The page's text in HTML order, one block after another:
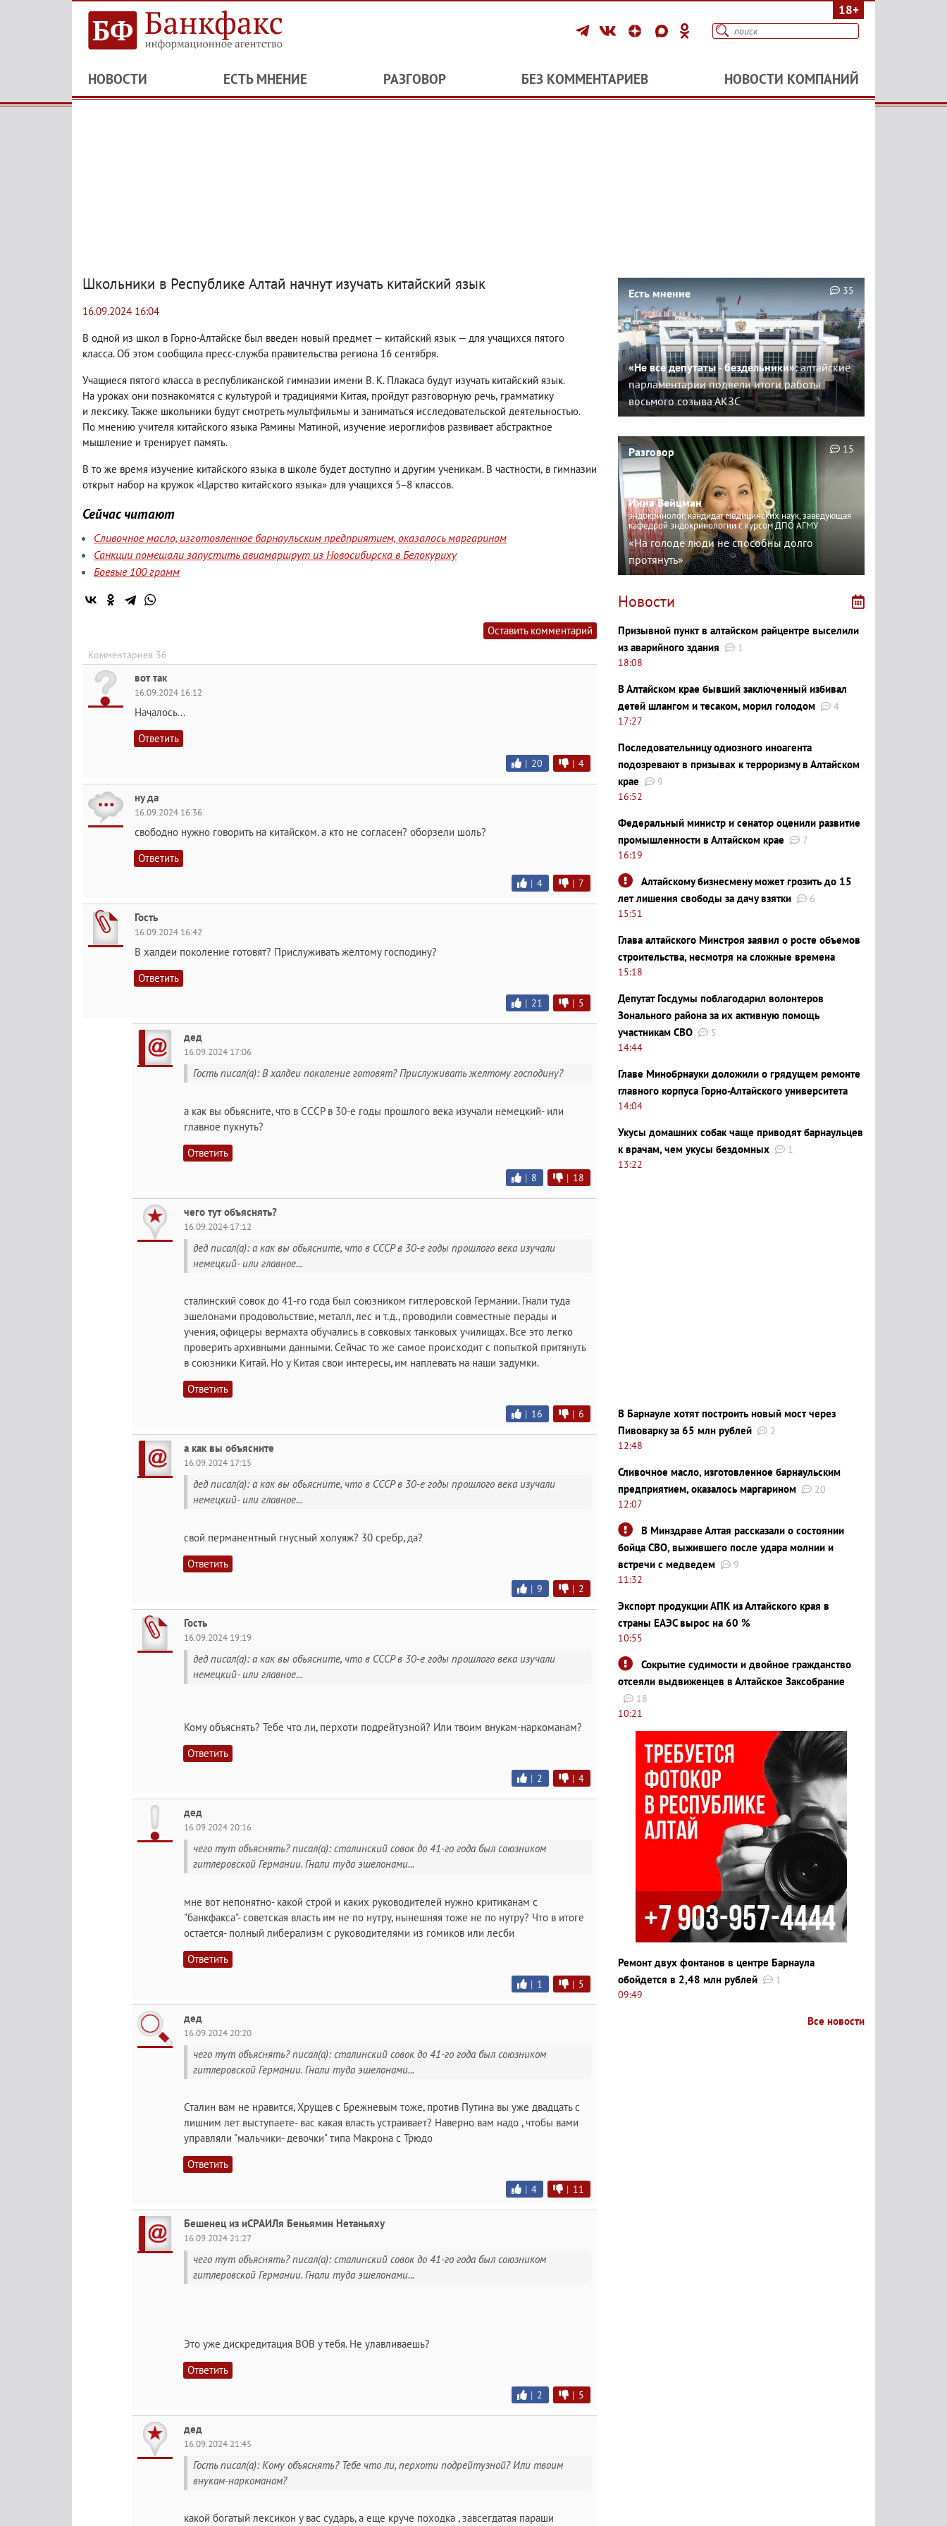
18+
НОВОСТИ ЕСТЬ МНЕНИЕ РАЗГОВОР БЕЗ КОММЕНТАРИЕВ НОВОСТИ КОМПАНИЙ
Школьники в Республике Алтай начнут изучать китайский язык
16.09.2024 16:04
В одной из школ в Горно-Алтайске был введен новый предмет — китайский язык — для учащихся пятого
класса. Об этом сообщила пресс-служба правительства региона 16 сентября.
Учащиеся пятого класса в республиканской гимназии имени В. К. Плакаса будут изучать китайский язык.
На уроках они познакомятся с культурой и традициями Китая, пройдут разговорную речь, грамматику
и лексику. Также школьники будут смотреть мультфильмы и заниматься исследовательской деятельностью.
По мнению учителя китайского языка Рамины Матиной, изучение иероглифов развивает абстрактное
мышление и тренирует память.
В то же время изучение китайского языка в школе будет доступно и другим ученикам. В частности, в гимназии
открыт набор на кружок «Царство китайского языка» для учащихся 5−8 классов.
Сейчас читают
Сливочное масло, изготовленное барнаульским предприятием, оказалось маргарином
Санкции помешали запустить авиамаршрут из Новосибирска в Белокуриху
Боевые 100 грамм
Оставить комментарий
Комментариев 36
вот так
16.09.2024 16:12
Началось...
Ответить
| 20 | 4
ну да
16.09.2024 16:36
свободно нужно говорить на китайском. а кто не согласен? оборзели шоль?
Ответить
| 4 | 7
Гость
16.09.2024 16:42
В халдеи поколение готовят? Прислуживать желтому господину?
Ответить
| 21 | 5
дед
16.09.2024 17:06
Гость писал(а): В халдеи поколение готовят? Прислуживать желтому господину?
а как вы обьясните, что в СССР в 30-е годы прошлого века изучали немецкий- или
главное пукнуть?
Ответить
| 8 | 18
чего тут объяснять?
16.09.2024 17:12
дед писал(а): а как вы обьясните, что в СССР в 30-е годы прошлого века изучали
немецкий- или главное...
сталинский совок до 41-го года был союзником гитлеровской Германии. Гнали туда
эшелонами продовольствие, металл, лес и т.д., проводили совместные перады и
учения, офицеры вермахта обучались в совковых танковых училищах. Все это легко
проверить архивными данными. Сейчас то же самое происходит с попыткой притянуть
в союзники Китай. Но у Китая свои интересы, им наплевать на наши задумки.
Ответить
| 16 | 6
а как вы объясните
16.09.2024 17:15
дед писал(а): а как вы обьясните, что в СССР в 30-е годы прошлого века изучали
немецкий- или главное...
свой перманентный гнусный холуяж? 30 сребр, да?
Ответить
| 9 | 2
Гость
16.09.2024 19:19
дед писал(а): а как вы обьясните, что в СССР в 30-е годы прошлого века изучали
немецкий- или главное...
Кому объяснять? Тебе что ли, перхоти подрейтузной? Или твоим внукам-наркоманам?
Ответить
| 2 | 4
дед
16.09.2024 20:16
чего тут объяснять? писал(а): сталинский совок до 41-го года был союзником
гитлеровской Германии. Гнали туда эшелонами...
мне вот непонятно- какой строй и каких руководителей нужно критиканам с
"банкфакса"- советская власть им не по нутру, нынешняя тоже не по нутру? Что в итоге
остается- полный либерализм с руководителями из гомиков или лесби
Ответить
| 1 | 5
дед
16.09.2024 20:20
чего тут объяснять? писал(а): сталинский совок до 41-го года был союзником
гитлеровской Германии. Гнали туда эшелонами...
Сталин вам не нравится, Хрущев с Брежневым тоже, против Путина вы уже двадцать с
лишним лет выступаете- вас какая власть устраивает? Наверно вам надо , чтобы вами
управляли "мальчики- девочки" типа Макрона с Трюдо
Ответить
| 4 | 11
Бешенец из иСРАИЛя Беньямин Нетаньяху
16.09.2024 21:27
чего тут объяснять? писал(а): сталинский совок до 41-го года был союзником
гитлеровской Германии. Гнали туда эшелонами...
Это уже дискредитация ВОВ у тебя. Не улавливаешь?
Ответить
| 2 | 5
дед
16.09.2024 21:45
Гость писал(а): Кому объяснять? Тебе что ли, перхоти подрейтузной? Или твоим
внукам-наркоманам?
какой богатый лексикон у вас сударь, а еще круче походка , завсегдатая параши
Есть мнение
«Не все депутаты - бездельники»:алтайские
парламентарии подвели итоги работы
восьмого созыва АКЗС
35
Разговор
Инна Вейцман
эндокринолог, кандидат медицинских наук, заведующая
кафедрой эндокринологии с курсом ДПО АГМУ
«На голоде люди не способны долго
протянуть»
15
Новости
Призывной пункт в алтайском райцентре выселили
из аварийного здания
1
18:08
В Алтайском крае бывший заключенный избивал
детей шлангом и тесаком, морил голодом
4
17:27
Последовательницу одиозного иноагента
подозревают в призывах к терроризму в Алтайском
крае
9
16:52
Федеральный министр и сенатор оценили развитие
промышленности в Алтайском крае
7
16:19
Алтайскому бизнесмену может грозить до 15
лет лишения свободы за дачу взятки
6
15:51
Глава алтайского Минстроя заявил о росте объемов
строительства, несмотря на сложные времена
15:18
Депутат Госдумы поблагодарил волонтеров
Зонального района за их активную помощь
участникам СВО
5
14:44
Главе Минобрнауки доложили о грядущем ремонте
главного корпуса Горно-Алтайского университета
14:04
Укусы домашних собак чаще приводят барнаульцев
к врачам, чем укусы бездомных
1
13:22
В Барнауле хотят построить новый мост через
Пивоварку за 65 млн рублей
2
12:48
Сливочное масло, изготовленное барнаульским
предприятием, оказалось маргарином
20
12:07
В Минздраве Алтая рассказали о состоянии
бойца СВО, выжившего после удара молнии и
встречи с медведем
9
11:32
Экспорт продукции АПК из Алтайского края в
страны ЕАЭС вырос на 60 %
10:55
Сокрытие судимости и двойное гражданство
отсеяли выдвиженцев в Алтайское Заксобрание
18
10:21
Ремонт двух фонтанов в центре Барнаула
обойдется в 2,48 млн рублей
1
09:49
Все новости